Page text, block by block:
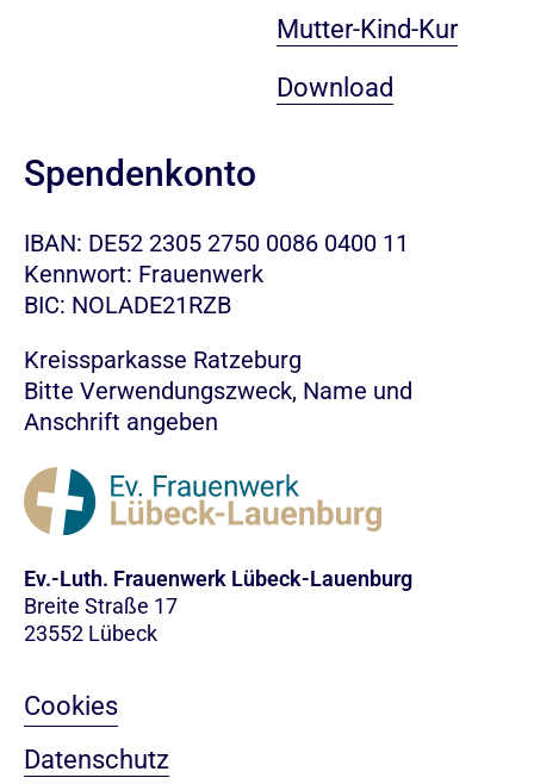
Mutter-Kind-Kur
Download
Spendenkonto
IBAN: DE52 2305 2750 0086 0400 11
Kennwort: Frauenwerk
BIC: NOLADE21RZB
Kreissparkasse Ratzeburg
Bitte Verwendungszweck, Name und
Anschrift angeben
Ev.-Luth. Frauenwerk Lübeck-Lauenburg
Breite Straße 17
23552 Lübeck
Cookies
Datenschutz